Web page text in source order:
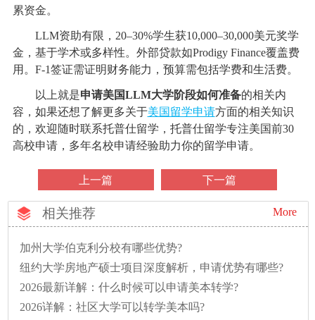
累资金。
LLM资助有限，20–30%学生获10,000–30,000美元奖学
金，基于学术或多样性。外部贷款如Prodigy Finance覆盖费
用。F-1签证需证明财务能力，预算需包括学费和生活费。
以上就是申请美国LLM大学阶段如何准备的相关内
容，如果还想了解更多关于美国留学申请方面的相关知识
的，欢迎随时联系托普仕留学，托普仕留学专注美国前30
高校申请，多年名校申请经验助力你的留学申请。
上一篇 下一篇
相关推荐 More
加州大学伯克利分校有哪些优势?
纽约大学房地产硕士项目深度解析，申请优势有哪些?
2026最新详解：什么时候可以申请美本转学?
2026详解：社区大学可以转学美本吗?